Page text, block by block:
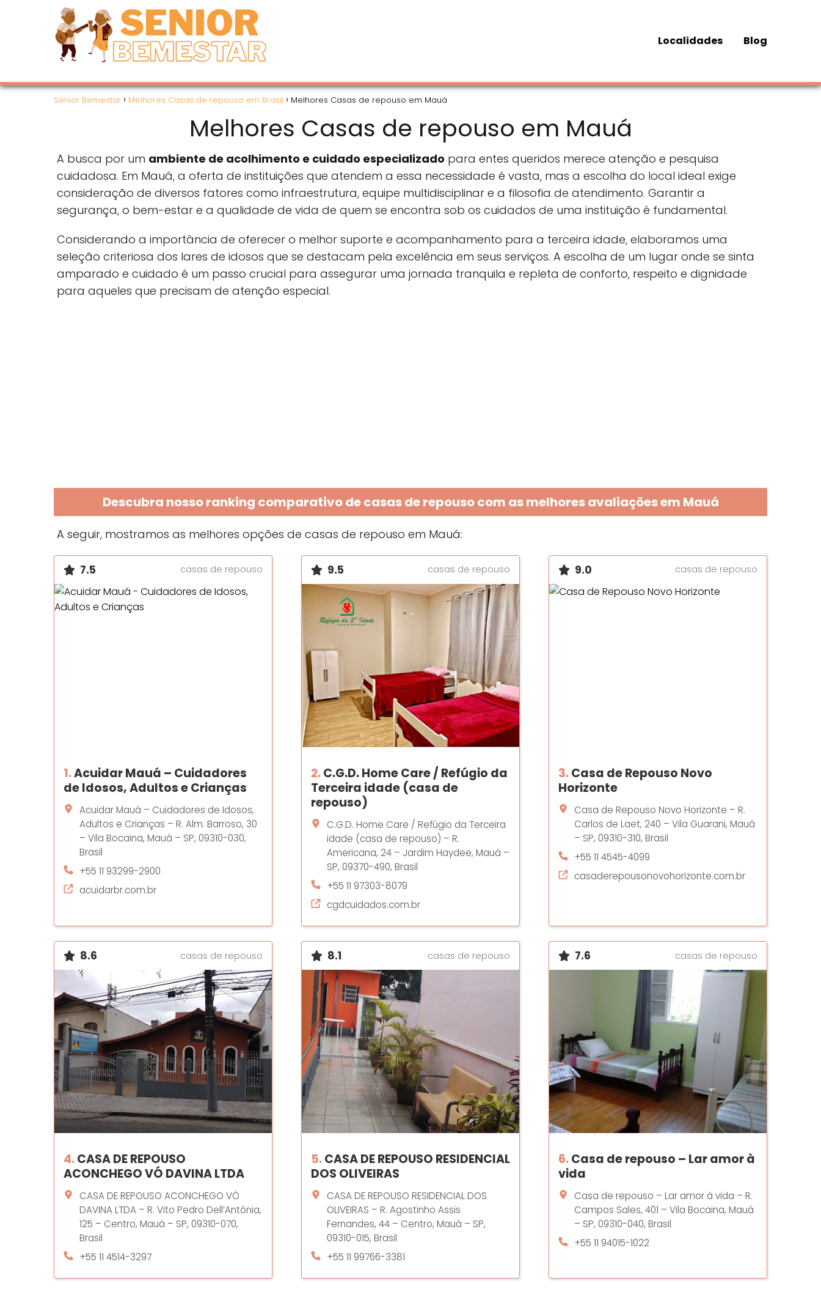
Localidades Blog
Senior Bemestar Melhores Casas de repouso em Brasil Melhores Casas de repouso em Mauá
Melhores Casas de repouso em Mauá
A busca por um ambiente de acolhimento e cuidado especializado para entes queridos merece atenção e pesquisa
cuidadosa. Em Mauá, a oferta de instituições que atendem a essa necessidade é vasta, mas a escolha do local ideal exige
consideração de diversos fatores como infraestrutura, equipe multidisciplinar e a filosofia de atendimento. Garantir a
segurança, o bem-estar e a qualidade de vida de quem se encontra sob os cuidados de uma instituição é fundamental.
Considerando a importância de oferecer o melhor suporte e acompanhamento para a terceira idade, elaboramos uma
seleção criteriosa dos lares de idosos que se destacam pela excelência em seus serviços. A escolha de um lugar onde se sinta
amparado e cuidado é um passo crucial para assegurar uma jornada tranquila e repleta de conforto, respeito e dignidade
para aqueles que precisam de atenção especial.
Descubra nosso ranking comparativo de casas de repouso com as melhores avaliações em Mauá
A seguir, mostramos as melhores opções de casas de repouso em Mauá:
7.5 casas de repouso
1.Acuidar Mauá – Cuidadores
de Idosos, Adultos e Crianças
Acuidar Mauá – Cuidadores de Idosos,
Adultos e Crianças – R. Alm. Barroso, 30
– Vila Bocaina, Mauá – SP, 09310-030,
Brasil
+55 11 93299-2900
acuidarbr.com.br
9.5 casas de repouso
2.C.G.D. Home Care / Refúgio da
Terceira idade (casa de
repouso)
C.G.D. Home Care / Refúgio da Terceira
idade (casa de repouso) – R.
Americana, 24 – Jardim Haydee, Mauá –
SP, 09370-490, Brasil
+55 11 97303-8079
cgdcuidados.com.br
9.0 casas de repouso
3.Casa de Repouso Novo
Horizonte
Casa de Repouso Novo Horizonte – R.
Carlos de Laet, 240 – Vila Guarani, Mauá
– SP, 09310-310, Brasil
+55 11 4545-4099
casaderepousonovohorizonte.com.br
8.6 casas de repouso
4.CASA DE REPOUSO
ACONCHEGO VÓ DAVINA LTDA
CASA DE REPOUSO ACONCHEGO VÓ
DAVINA LTDA – R. Vito Pedro Dell’Antônia,
125 – Centro, Mauá – SP, 09310-070,
Brasil
+55 11 4514-3297
8.1 casas de repouso
5.CASA DE REPOUSO RESIDENCIAL
DOS OLIVEIRAS
CASA DE REPOUSO RESIDENCIAL DOS
OLIVEIRAS – R. Agostinho Assis
Fernandes, 44 – Centro, Mauá – SP,
09310-015, Brasil
+55 11 99766-3381
7.6 casas de repouso
6.Casa de repouso – Lar amor à
vida
Casa de repouso – Lar amor à vida – R.
Campos Sales, 401 – Vila Bocaina, Mauá
– SP, 09310-040, Brasil
+55 11 94015-1022